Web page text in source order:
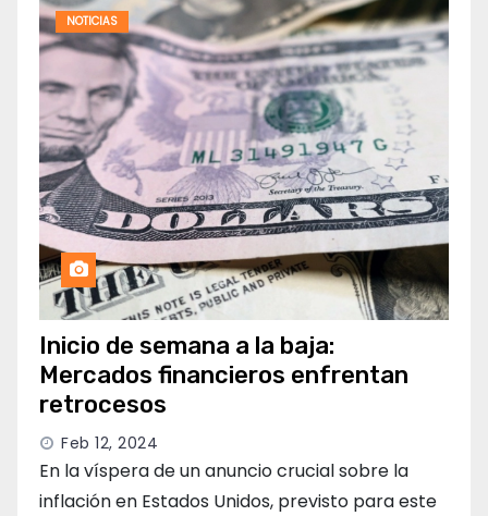
NOTICIAS
Inicio de semana a la baja:
Mercados financieros enfrentan
retrocesos
Feb 12, 2024
En la víspera de un anuncio crucial sobre la
inflación en Estados Unidos, previsto para este